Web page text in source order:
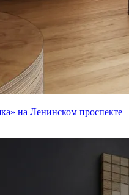
на Ленинском проспекте